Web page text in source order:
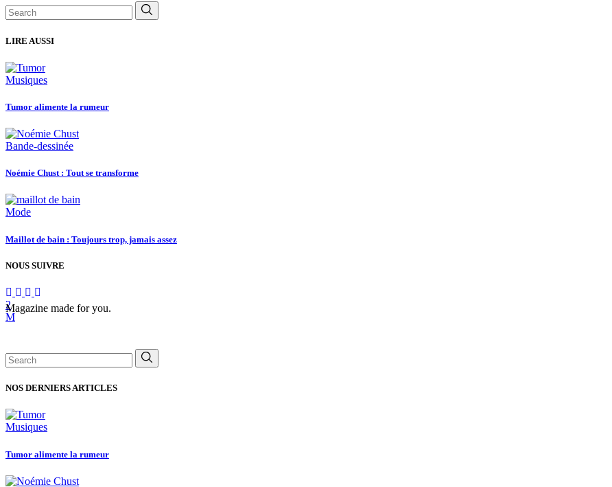
Search
for:
LIRE AUSSI
Musiques
Tumor alimente la rumeur
Bande-dessinée
Noémie Chust : Tout se transforme
Mode
Maillot de bain : Toujours trop, jamais assez
NOUS SUIVRE
Magazine made for you.
Search
for:
NOS DERNIERS ARTICLES
Musiques
Tumor alimente la rumeur